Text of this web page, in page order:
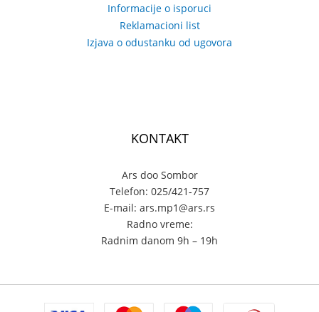
Informacije o isporuci
Reklamacioni list
Izjava o odustanku od ugovora
KONTAKT
Ars doo Sombor
Telefon: 025/421-757
E-mail: ars.mp1@ars.rs
Radno vreme:
Radnim danom 9h – 19h